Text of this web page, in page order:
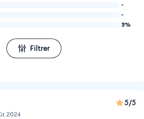
-
-
5%
Filtrer
2024
5/5